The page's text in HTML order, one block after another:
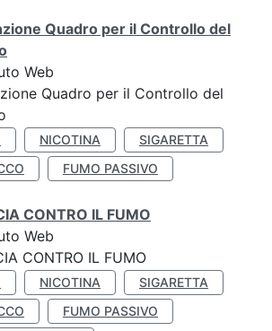
Quadro per il Controllo del
Web
Quadro per il Controllo del
NICOTINA
SIGARETTA
FUMO PASSIVO
CONTRO IL FUMO
Web
CONTRO IL FUMO
NICOTINA
SIGARETTA
FUMO PASSIVO